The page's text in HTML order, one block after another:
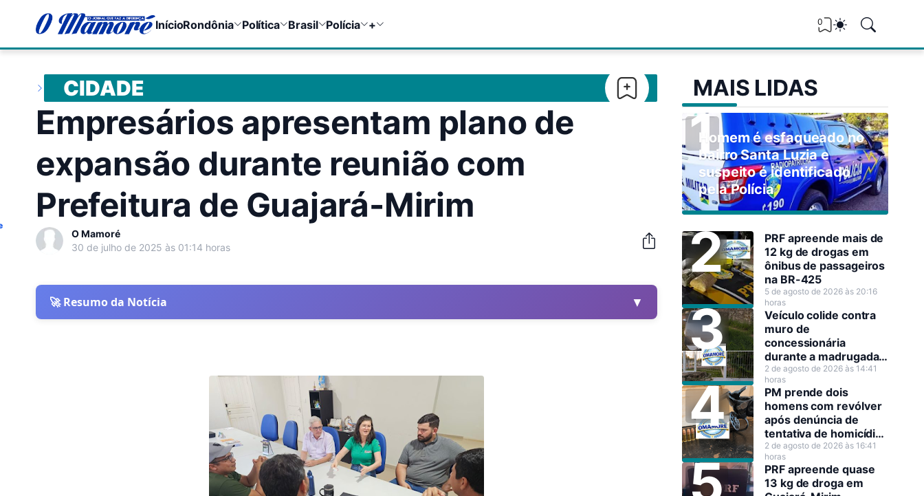
InícioRondônia Política Brasil Polícia + 0
CIDADE
Empresários apresentam plano de
expansão durante reunião com
Prefeitura de Guajará-Mirim
O Mamoré
30 de julho de 2025 às 01:14 horas
🚀 Resumo da Notícia ▼
MAIS LIDAS
Homem é esfaqueado no
bairro Santa Luzia e
suspeito é identificado
pela Polícia
PRF apreende mais de
12 kg de drogas em
ônibus de passageiros
na BR-425
5 de agosto de 2026 às 20:16
horas
Veículo colide contra
muro de
concessionária
durante a madrugada
em Guajará-Mirim
2 de agosto de 2026 às 14:41
horas
PM prende dois
homens com revólver
após denúncia de
tentativa de homicídio
em Guajará-Mirim
2 de agosto de 2026 às 16:41
horas
PRF apreende quase
13 kg de droga em